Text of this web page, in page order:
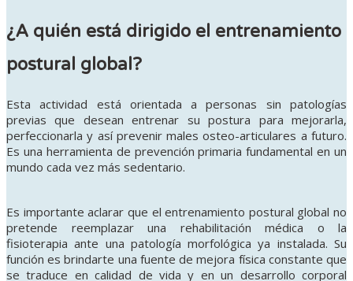
¿A quién está dirigido el entrenamiento
postural global?
Esta actividad está orientada a personas sin patologías
previas que desean entrenar su postura para mejorarla,
perfeccionarla y así prevenir males osteo-articulares a futuro.
Es una herramienta de prevención primaria fundamental en un
mundo cada vez más sedentario.
Es importante aclarar que el entrenamiento postural global no
pretende reemplazar una rehabilitación médica o la
fisioterapia ante una patología morfológica ya instalada. Su
función es brindarte una fuente de mejora física constante que
se traduce en calidad de vida y en un desarrollo corporal